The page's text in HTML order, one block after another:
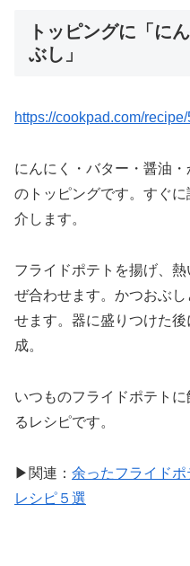
トッピングに「に
ぶし」
https://cookpad.com/
にんにく・バター・醤油
のトッピングです。すぐ
介します。
フライドポテトを揚げ、
ぜ合わせます。かつおぶ
せます。器に盛りつけた
成。
いつものフライドポテト
るレシピです。
▶関連： 余ったフライド
レシピ５選